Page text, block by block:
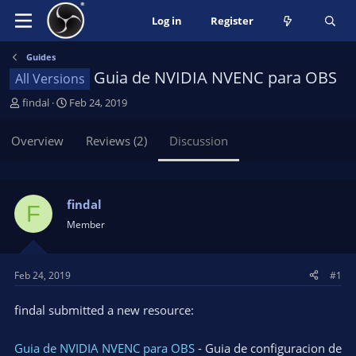
Log in Register
Guides
All Versions Guia de NVIDIA NVENC para OBS
T
e
s
a
r
e
findal
S
a
t
e
Feb 24, 2019
Overview Reviews (2) Discussion
F findal
Member
Feb 24, 2019 #1
findal submitted a new resource:
Guia de NVIDIA NVENC para OBS - Guia de configuracion de